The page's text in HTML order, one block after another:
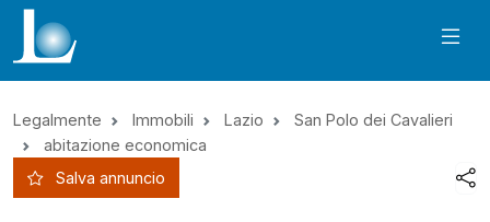
Legalmente Immobili Lazio
San Polo dei Cavalieri
abitazione economica
Salva annuncio